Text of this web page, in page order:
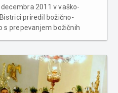
2011 v vaško-
priredil božično-
s prepevanjem božičnih